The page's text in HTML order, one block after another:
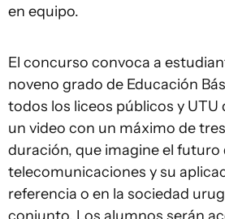
en equipo.
El concurso convoca a
noveno grado de Educación
todos los liceos públicos y UTU
un video con un máximo de
duración, que imagine el futuro
telecomunicaciones y su
referencia o en la sociedad